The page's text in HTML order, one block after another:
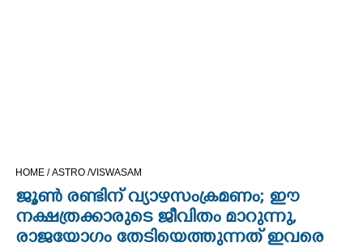
OPINION
HOME /ASTRO /VISWASAM
ജൂൺ രണ്ടിന് വ്യാഴസംക്രമണം; ഈ
നക്ഷത്രക്കാരുടെ ജീവിതം മാറുന്നു,
രാജയോഗം തേടിയെത്തുന്നത് ഇവരെ